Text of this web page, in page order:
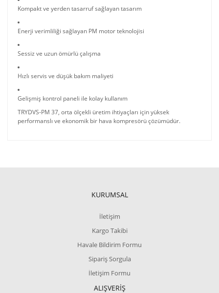
Kompakt ve yerden tasarruf sağlayan tasarım
Enerji verimliliği sağlayan PM motor teknolojisi
Sessiz ve uzun ömürlü çalışma
Hızlı servis ve düşük bakım maliyeti
Gelişmiş kontrol paneli ile kolay kullanım
TRYDVS-PM 37, orta ölçekli üretim ihtiyaçları için yüksek
performanslı ve ekonomik bir hava kompresörü çözümüdür.
KURUMSAL
İletişim
Kargo Takibi
Havale Bildirim Formu
Sipariş Sorgula
İletişim Formu
ALIŞVERİŞ